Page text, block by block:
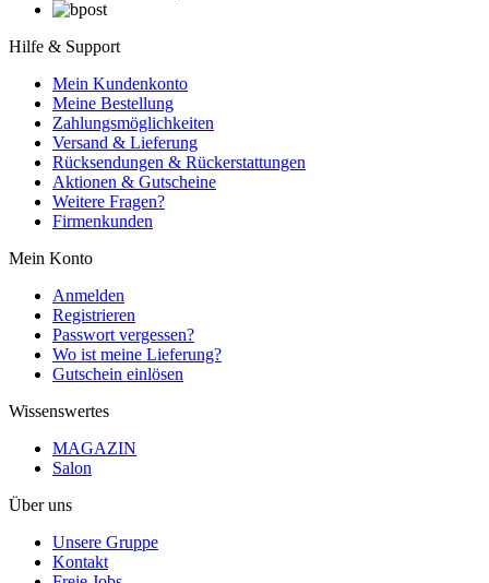
Hilfe & Support
Mein Kundenkonto
Meine Bestellung
Zahlungsmöglichkeiten
Versand & Lieferung
Rücksendungen & Rückerstattungen
Aktionen & Gutscheine
Weitere Fragen?
Firmenkunden
Mein Konto
Anmelden
Registrieren
Passwort vergessen?
Wo ist meine Lieferung?
Gutschein einlösen
Wissenswertes
MAGAZIN
Salon
Über uns
Unsere Gruppe
Kontakt